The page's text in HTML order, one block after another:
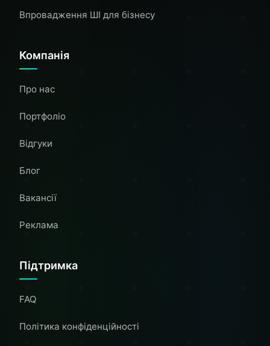
Впровадження ШІ для бізнесу
Компанія
Про нас
Портфоліо
Відгуки
Блог
Вакансії
Реклама
Підтримка
FAQ
Політика конфіденційності